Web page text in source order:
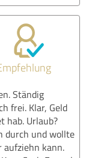
Ständig
frei. Klar, Geld
hab. Urlaub?
durch und wollte
aufziehn kann.